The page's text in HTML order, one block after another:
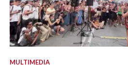
MULTIMEDIA